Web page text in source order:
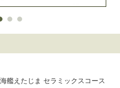
艦えたじま セラミックスコース